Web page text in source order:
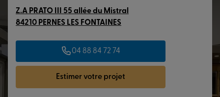
Z.A PRATO III 55 allée du Mistral
84210 PERNES LES FONTAINES
04 88 84 72 74
Estimer votre projet